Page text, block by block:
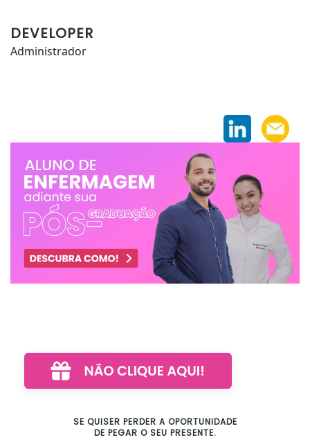
DEVELOPER
Administrador
SE QUISER PERDER A OPORTUNIDADE
DE PEGAR O SEU PRESENTE.